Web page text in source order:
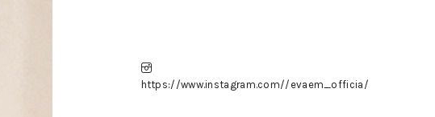
https://www.instagram.com//evaem_officia/